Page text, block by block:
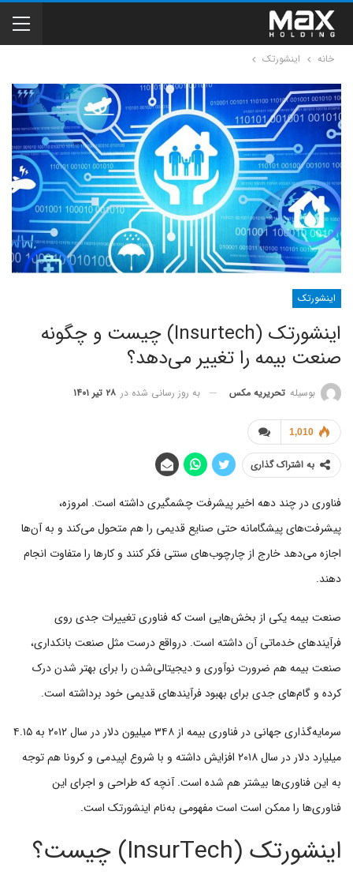
خانه اینشورتک
اینشورتک
اینشورتک (Insurtech) چیست و چگونه
صنعت بیمه را تغییر می‌دهد؟
بوسیله تحریریه مکس به روز رسانی شده در ۲۸ تیر ۱۴۰۱
1,010
به اشتراک گذاری
فناوری در چند دهه اخیر پیشرفت چشمگیری داشته است. امروزه،
پیشرفت‌های پیشگامانه حتی صنایع قدیمی را هم متحول می‌کند و به آن‌ها
اجازه می‌دهد خارج از چارچوب‌های سنتی فکر کنند و کارها را متفاوت انجام
دهند.
صنعت بیمه یکی از بخش‌هایی است که فناوری تغییرات جدی روی
فرآیندهای خدماتی آن داشته است. درواقع درست مثل صنعت بانکداری،
صنعت بیمه هم ضرورت نوآوری و دیجیتالی‌شدن را برای بهتر شدن درک
کرده و گام‌های جدی برای بهبود فرآیندهای قدیمی خود برداشته است.
سرمایه‌گذاری جهانی در فناوری بیمه از ۳۴۸ میلیون دلار در سال ۲۰۱۲ به ۴.۱۵
میلیارد دلار در سال ۲۰۱۸ افزایش داشته و با شروع اپیدمی و کرونا هم توجه
به این فناوری‌ها بیشتر هم شده است. آنچه که طراحی و اجرای این
فناوری‌ها را ممکن است است مفهومی به‌نام اینشورتک است.
اینشورتک (InsurTech) چیست؟